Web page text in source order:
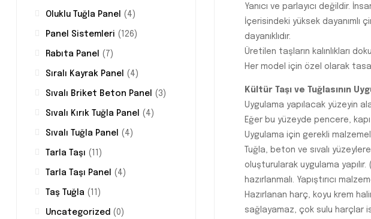
Yanıcı ve parlayıcı değildir.
İçerisindeki yüksek dayanımlı
dayanıklıdır.
Üretilen taşların kalınlıkları
Her model için özel olarak
Kültür Taşı ve Tuğlasının
Uygulama yapılacak yüzeyin
Eğer bu yüzeyde pencere,
Uygulama için gerekli
Tuğla, beton ve sıvalı
oluşturularak uygulama yapılır.
hazırlanmalı. Yapıştırıcı
Hazırlanan harç, koyu krem
sağlayamaz, çok sulu harçlar
Oluklu Tuğla Panel (4)
Panel Sistemleri (126)
Rabıta Panel (7)
Sıralı Kayrak Panel (4)
Sıvalı Briket Beton Panel (3)
Sıvalı Kırık Tuğla Panel (4)
Sıvalı Tuğla Panel (4)
Tarla Taşı (11)
Tarla Taşı Panel (4)
Taş Tuğla (11)
Uncategorized (0)